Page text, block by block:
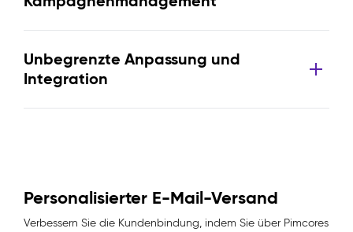
Unbegrenzte Anpassung und
Integration
Personalisierter E-Mail-Versand
Verbessern Sie die Kundenbindung, indem Sie über Pimcores